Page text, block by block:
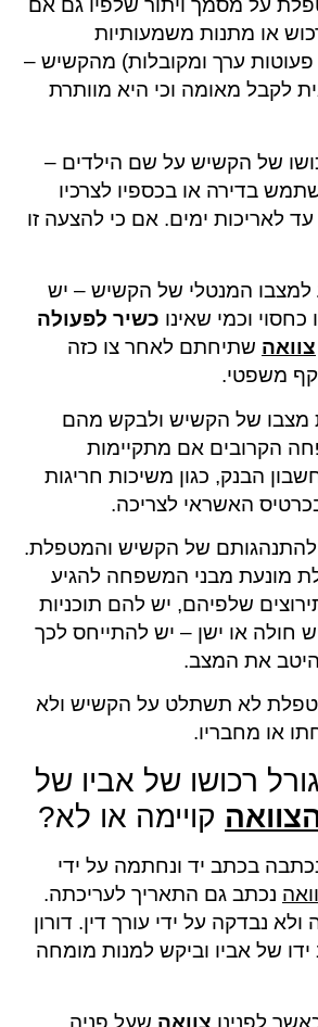
על מסמך ויתור שלפיו גם אם
או מתנות משמעותיות
ערך ומקובלות) מהקשיש –
לקבל מאומה וכי היא מוותרת
של הקשיש על שם הילדים –
בדירה או בכספיו לצרכיו
עד לאריכות ימים. אם כי להצעה זו
למצבו המנטלי של הקשיש – יש
וכמי שאינו כשיר לפעולה
צוואה שתיחתם לאחר צו כזה
משפטי.
מצבו של הקשיש ולבקש מהם
הקרובים אם מתקיימות
הבנק, כגון משיכות חריגות
האשראי לצריכה.
להתנהגותם של הקשיש והמטפלת.
מונעת מבני המשפחה להגיע
שלפיהם, יש להם תוכניות
חולה או ישן – יש להתייחס לכך
היטב את המצב.
לא תשתלט על הקשיש ולא
או מחבריו.
רכושו של אביו של
קויימה או לא?
בכתב יד ונחתמה על ידי
נכתב גם התאריך לעריכתה.
נבדקה על ידי עורך דין. דורון
ידו של אביו וביקש למנות מומחה
לפנינו צוואה שעל פניה